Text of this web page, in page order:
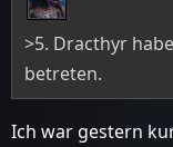
>5. Dracthyr
betreten.
Ich war gestern